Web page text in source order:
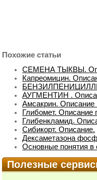
Похожие статьи
СЕМЕНА ТЫКВЫ.
Капреомицин.
АУГМЕНТИН .
Амсакрин. Описание
Глибомет. Описание
Глибенкламид.
Сибикорт. Описание.
Дексаметазона
Основные понятия в
Полезные